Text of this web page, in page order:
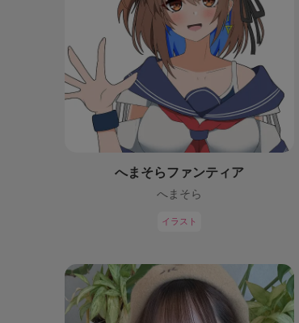
へまそらファンティア
へまそら
イラスト